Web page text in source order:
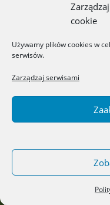
cookie
Używamy plików cookies w
serwisów.
Zarządzaj serwisami
listopad 2021
wrzesień 2021
sierpień 2021
lipiec 2021
kwiecień 2021